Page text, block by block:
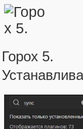
Горох 5.